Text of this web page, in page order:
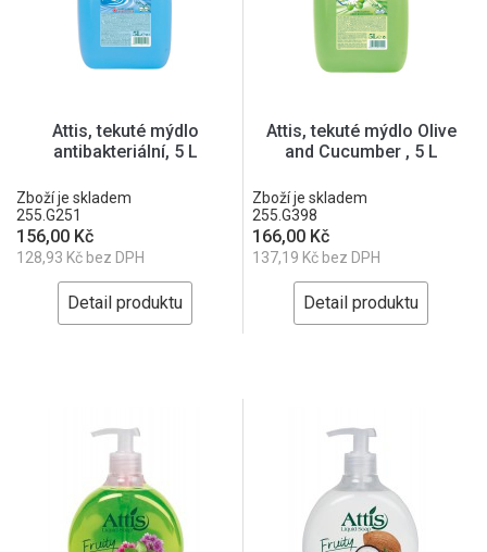
Attis, tekuté mýdlo
antibakteriální, 5 L
Zboží je skladem
255.G251
156,00 Kč
128,93 Kč bez DPH
Detail produktu
Attis, tekuté mýdlo Olive
and Cucumber , 5 L
Zboží je skladem
255.G398
166,00 Kč
137,19 Kč bez DPH
Detail produktu